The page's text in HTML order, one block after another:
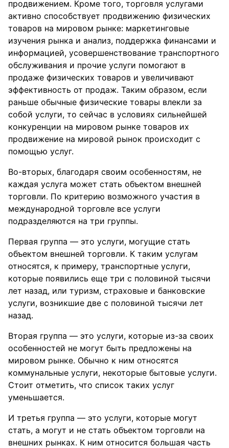
продвижением. Кроме того, торговля услугами
активно способствует продвижению физических
товаров на мировом рынке: маркетинговые
изучения рынка и анализ, поддержка финансами и
информацией, усовершенствование транспортного
обслуживания и прочие услуги помогают в
продаже физических товаров и увеличивают
эффективность от продаж. Таким образом, если
раньше обычные физические товары влекли за
собой услуги, то сейчас в условиях сильнейшей
конкуренции на мировом рынке товаров их
продвижение на мировой рынок происходит с
помощью услуг.
Во-вторых, благодаря своим особенностям, не
каждая услуга может стать объектом внешней
торговли. По критерию возможного участия в
международной торговле все услуги
подразделяются на три группы.
Первая группа — это услуги, могущие стать
объектом внешней торговли. К таким услугам
относятся, к примеру, транспортные услуги,
которые появились еще три с половиной тысячи
лет назад, или туризм, страховые и банковские
услуги, возникшие две с половиной тысячи лет
назад.
Вторая группа — это услуги, которые из-за своих
особенностей не могут быть предложены на
мировом рынке. Обычно к ним относятся
коммунальные услуги, некоторые бытовые услуги.
Стоит отметить, что список таких услуг
уменьшается.
И третья группа — это услуги, которые могут
стать, а могут и не стать объектом торговли на
внешних рынках. К ним относится большая часть